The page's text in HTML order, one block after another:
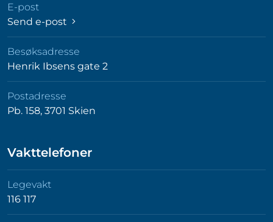
E-post
Send e-post
Besøksadresse
Henrik Ibsens gate 2
Postadresse
Pb. 158, 3701 Skien
Vakttelefoner
Legevakt
116 117